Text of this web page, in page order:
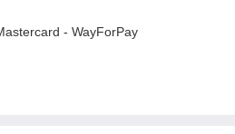
- WayForPay